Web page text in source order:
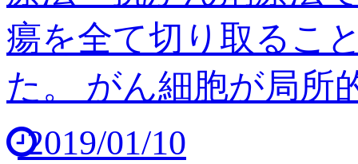
瘍を全て切り取るこ
た。 がん細胞が局所
2019/01/10